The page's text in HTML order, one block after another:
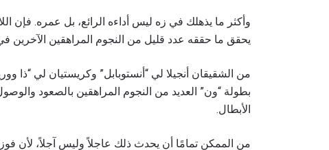
يحقق ما حققه عدد قليل من النجوم المراهقين الآخرين
من الشقيقان أنجيلا لي “أنستوبابل” وكريستيان لي “ذا
بطولة “ون” العديد من النجوم المراهقين بالصعود
الأبطال.